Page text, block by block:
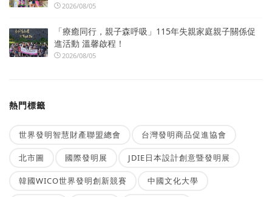
2026/08/05
「療癒同行，親子森呼吸」115年失親家庭親子關係促
進活動 溫馨啟程！
2026/08/05
熱門標籤
世界發明智慧財產聯盟總會 台灣發明商品促進協會
北市圖 國際發明展 JDIE日本設計創意暨發明展
韓國WICO世界發明創新競賽 中國文化大學